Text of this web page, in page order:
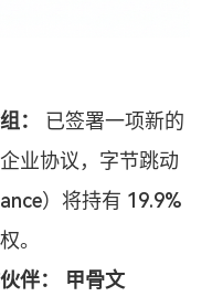
：
已签署一项新的
业协议，字节跳动
）将持有 19.9%
。
伴：
甲骨文